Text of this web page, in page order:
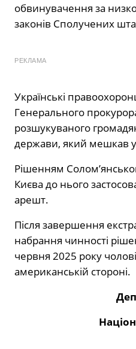
обвинувачення за
законів Сполучених
РЕКЛАМА
Українські
Генерального
розшукуваного
держави, який мешкав у
Рішенням
Києва до нього
арешт.
Після завершення
набрання чинності
червня 2025 року
американській стороні.